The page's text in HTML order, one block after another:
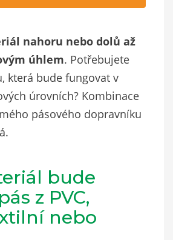
nahoru nebo dolů až
úhlem. Potřebujete
která bude fungovat v
úrovních? Kombinace
pásového dopravníku
bude
z PVC,
nebo